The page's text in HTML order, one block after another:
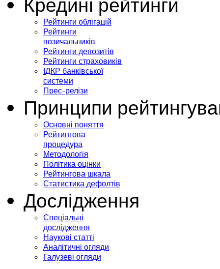
Рейтинги облігацій
Рейтинги
позичальників
Рейтинги депозитів
Рейтинги страховиків
ІДКР банківської
системи
Прес-релізи
Принципи
Основні поняття
Рейтингова
процедура
Методологія
Політика оцінки
Рейтингова шкала
Статистика дефолтів
Дослідження
Спеціальні
дослідження
Наукові статті
Аналітичні огляди
Галузеві огляди